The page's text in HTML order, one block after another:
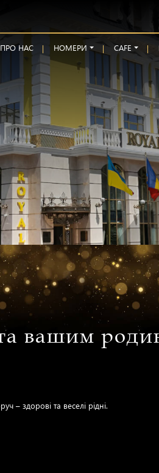
ПРО НАС НОМЕРИ CAFE
вашим
– здорові та веселі рідні.